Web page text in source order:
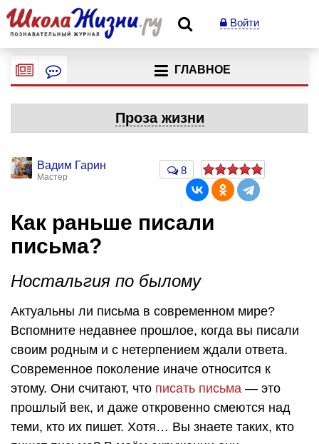
Войти
ГЛАВНОЕ
Проза жизни
Вадим Гарин
Мастер
8
Как раньше писали
письма?
Ностальгия по былому
Актуальны ли письма в современном мире?
Вспомните недавнее прошлое, когда вы писали
своим родным и с нетерпением ждали ответа.
Современное поколение иначе относится к
этому. Они считают, что писать письма — это
прошлый век, и даже откровенно смеются над
теми, кто их пишет. Хотя… Вы знаете таких, кто